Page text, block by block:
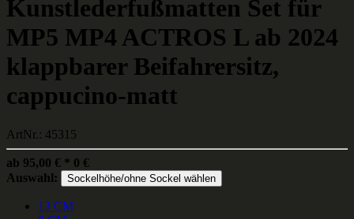
Kunstlederfußmatten Set für
MP5 MP4 ACTROS L ab 2024
klappbarer Beifahrersitz,
cappucino-matt
ArtNr.: 45315
ab 95,00 € * 0 €
Auswahl:
Sockelhöhe/ohne Sockel wählen
13 CM